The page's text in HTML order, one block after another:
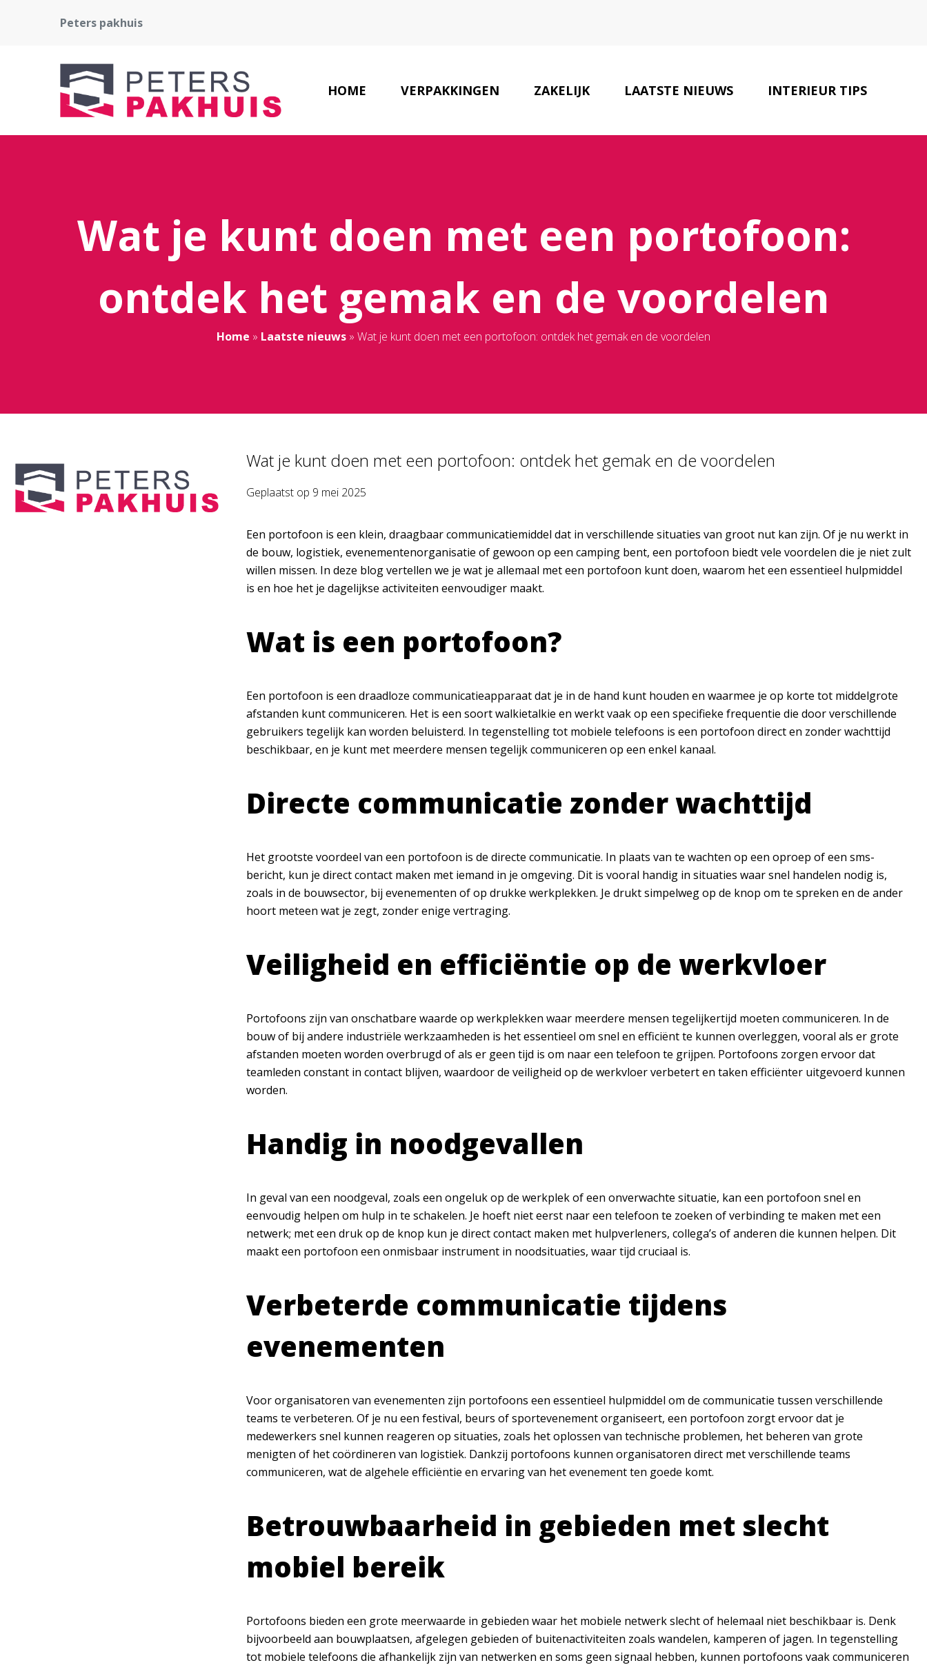
Peters pakhuis
HOME VERPAKKINGEN ZAKELIJK LAATSTE NIEUWS INTERIEUR TIPS
Wat je kunt doen met een portofoon:
ontdek het gemak en de voordelen
Home » Laatste nieuws » Wat je kunt doen met een portofoon: ontdek het gemak en de voordelen
Wat je kunt doen met een portofoon: ontdek het gemak en de voordelen
Geplaatst op 9 mei 2025
Een portofoon is een klein, draagbaar communicatiemiddel dat in verschillende situaties van groot nut kan zijn. Of je nu werkt in
de bouw, logistiek, evenementenorganisatie of gewoon op een camping bent, een portofoon biedt vele voordelen die je niet zult
willen missen. In deze blog vertellen we je wat je allemaal met een portofoon kunt doen, waarom het een essentieel hulpmiddel
is en hoe het je dagelijkse activiteiten eenvoudiger maakt.
Wat is een portofoon?
Een portofoon is een draadloze communicatieapparaat dat je in de hand kunt houden en waarmee je op korte tot middelgrote
afstanden kunt communiceren. Het is een soort walkietalkie en werkt vaak op een specifieke frequentie die door verschillende
gebruikers tegelijk kan worden beluisterd. In tegenstelling tot mobiele telefoons is een portofoon direct en zonder wachttijd
beschikbaar, en je kunt met meerdere mensen tegelijk communiceren op een enkel kanaal.
Directe communicatie zonder wachttijd
Het grootste voordeel van een portofoon is de directe communicatie. In plaats van te wachten op een oproep of een sms-
bericht, kun je direct contact maken met iemand in je omgeving. Dit is vooral handig in situaties waar snel handelen nodig is,
zoals in de bouwsector, bij evenementen of op drukke werkplekken. Je drukt simpelweg op de knop om te spreken en de ander
hoort meteen wat je zegt, zonder enige vertraging.
Veiligheid en efficiëntie op de werkvloer
Portofoons zijn van onschatbare waarde op werkplekken waar meerdere mensen tegelijkertijd moeten communiceren. In de
bouw of bij andere industriële werkzaamheden is het essentieel om snel en efficiënt te kunnen overleggen, vooral als er grote
afstanden moeten worden overbrugd of als er geen tijd is om naar een telefoon te grijpen. Portofoons zorgen ervoor dat
teamleden constant in contact blijven, waardoor de veiligheid op de werkvloer verbetert en taken efficiënter uitgevoerd kunnen
worden.
Handig in noodgevallen
In geval van een noodgeval, zoals een ongeluk op de werkplek of een onverwachte situatie, kan een portofoon snel en
eenvoudig helpen om hulp in te schakelen. Je hoeft niet eerst naar een telefoon te zoeken of verbinding te maken met een
netwerk; met een druk op de knop kun je direct contact maken met hulpverleners, collega’s of anderen die kunnen helpen. Dit
maakt een portofoon een onmisbaar instrument in noodsituaties, waar tijd cruciaal is.
Verbeterde communicatie tijdens
evenementen
Voor organisatoren van evenementen zijn portofoons een essentieel hulpmiddel om de communicatie tussen verschillende
teams te verbeteren. Of je nu een festival, beurs of sportevenement organiseert, een portofoon zorgt ervoor dat je
medewerkers snel kunnen reageren op situaties, zoals het oplossen van technische problemen, het beheren van grote
menigten of het coördineren van logistiek. Dankzij portofoons kunnen organisatoren direct met verschillende teams
communiceren, wat de algehele efficiëntie en ervaring van het evenement ten goede komt.
Betrouwbaarheid in gebieden met slecht
mobiel bereik
Portofoons bieden een grote meerwaarde in gebieden waar het mobiele netwerk slecht of helemaal niet beschikbaar is. Denk
bijvoorbeeld aan bouwplaatsen, afgelegen gebieden of buitenactiviteiten zoals wandelen, kamperen of jagen. In tegenstelling
tot mobiele telefoons die afhankelijk zijn van netwerken en soms geen signaal hebben, kunnen portofoons vaak communiceren